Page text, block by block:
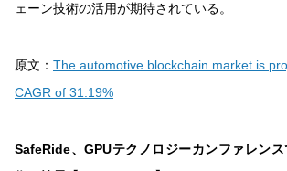
ェーン技術の活用が期待されている。
原文： The automotive blockchain market is
CAGR of 31.19%
SafeRide、GPUテクノロジーカンファレン